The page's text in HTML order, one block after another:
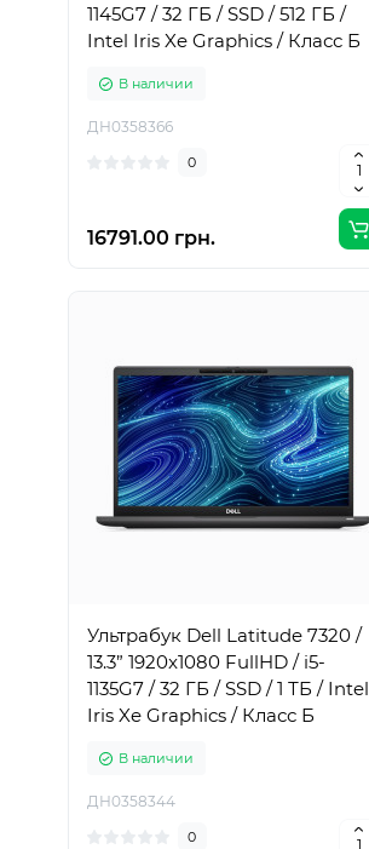
1145G7 / 32 ГБ / SSD / 512 ГБ /
Intel Iris Xe Graphics / Класс Б
В наличии
ДН0358366
0
16791.00 грн.
Ультрабук Dell Latitude 7320 /
13.3” 1920x1080 FullHD / i5-
1135G7 / 32 ГБ / SSD / 1 ТБ / Intel
Iris Xe Graphics / Класс Б
В наличии
ДН0358344
0